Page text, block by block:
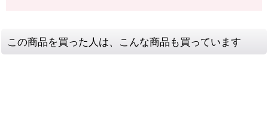
この商品を買った人は、こんな商品も買っています